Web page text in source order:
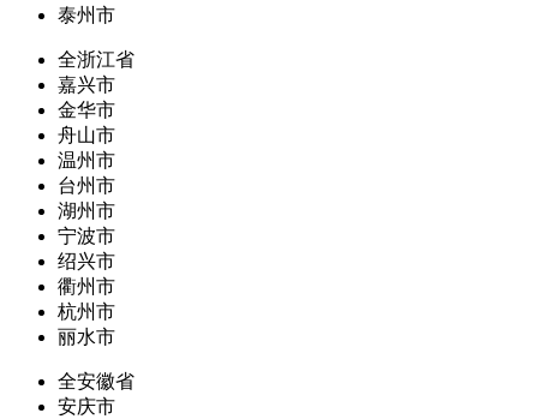
泰州市
全浙江省
嘉兴市
金华市
舟山市
温州市
台州市
湖州市
宁波市
绍兴市
衢州市
杭州市
丽水市
全安徽省
安庆市